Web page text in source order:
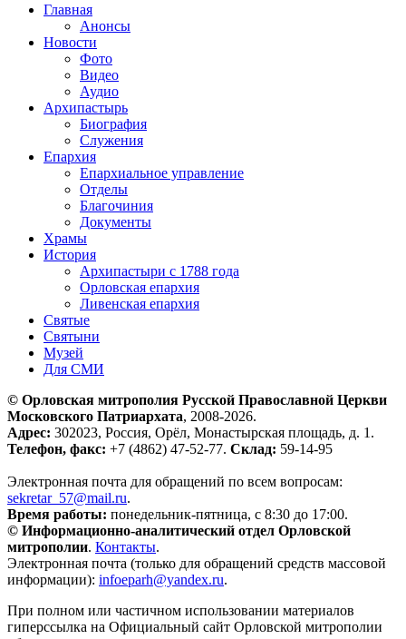
Главная
Анонсы
Новости
Фото
Видео
Аудио
Архипастырь
Биография
Служения
Епархия
Епархиальное управление
Отделы
Благочиния
Документы
Храмы
История
Архипастыри с 1788 года
Орловская епархия
Ливенская епархия
Святые
Святыни
Музей
Для СМИ
© Орловская митрополия Русской Православной Церкви
Московского Патриархата, 2008-2026.
Адрес: 302023, Россия, Орёл, Монастырская площадь, д. 1.
Телефон, факс: +7 (4862) 47-52-77. Склад: 59-14-95
Электронная почта для обращений по всем вопросам:
sekretar_57@mail.ru.
Время работы: понедельник-пятница, с 8:30 до 17:00.
© Информационно-аналитический отдел Орловской
митрополии. Контакты.
Электронная почта (только для обращений средств массовой
информации): infoeparh@yandex.ru.
При полном или частичном использовании материалов
гиперссылка на Официальный сайт Орловской митрополии